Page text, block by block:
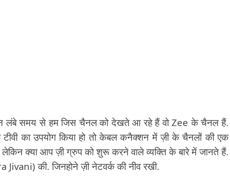
लंबे समय से हम जिस चैनल को देखते आ रहे हैं वो Zee के चैनल हैं.
का उपयोग किया हो तो केबल कनैक्शन में ज़ी के चैनलों की एक
क्या आप ज़ी ग्रुप को शुरू करने वाले व्यक्ति के बारे में जानते हैं.
की. जिनहोने ज़ी नेटवर्क की नीव रखी.